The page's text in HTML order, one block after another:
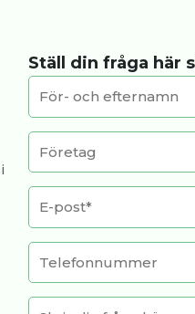
Ställ din fråga här